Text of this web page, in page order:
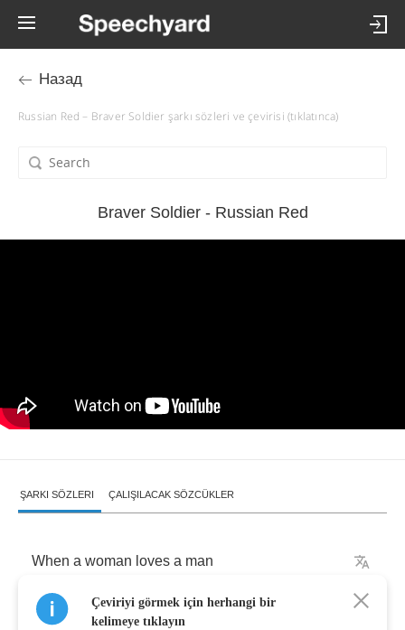
Назад
Russian Red – Braver Soldier şarkı sözleri ve çevirisi (tıklatınca)
Braver Soldier - Russian Red
ŞARKI SÖZLERI ÇALIŞILACAK SÖZCÜKLER
When a woman loves a man
all she does is shout
Çeviriyi görmek için herhangi bir
kelimeye tıklayın